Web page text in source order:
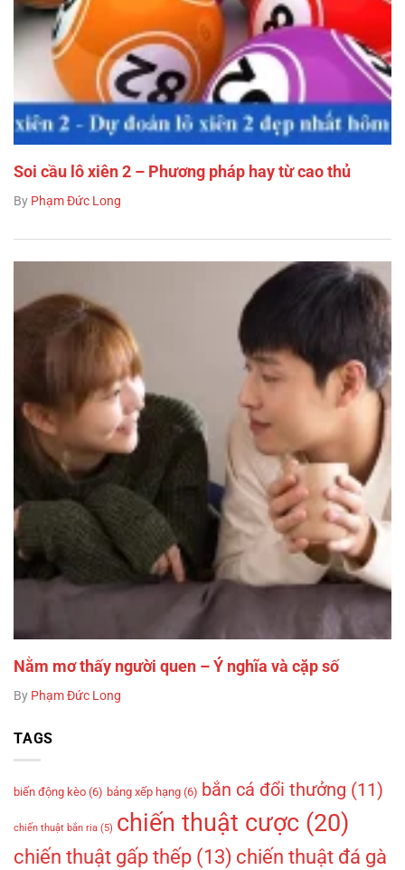
Soi cầu lô xiên 2 – Phương pháp hay từ cao thủ
By Phạm Đức Long
Nằm mơ thấy người quen – Ý nghĩa và cặp số
By Phạm Đức Long
TAGS
biến động kèo (6) bảng xếp hạng (6) bắn cá đổi thưởng (11)
chiến thuật bắn ria (5) chiến thuật cược (20)
chiến thuật gấp thếp (13) chiến thuật đá gà